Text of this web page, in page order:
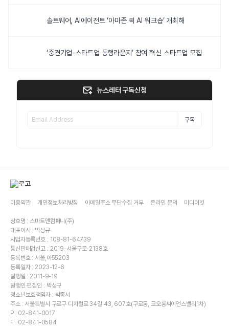
솔트웨어, AI에이전트 ‘아마존 퀵 AI 워크숍’ 개최해
‘중견기업-스타트업 동행라운지’ 참여 혁신 스타트업 모집
뉴스레터 구독신청
구독
이용약관 개인정보처리방침 이메일주소 무단수집 거부 온라인 문의 미디어킷
상호명 : 스마트앤컴퍼니(주)
대표이사 : 박성규
사업자등록번호 : 108-81-64739
통신판매업신고 : 2019-서울구로-2138호
등록번호 : 서울,아55203
등록일자 : 2023-12-6
발행일 : 2011-9-19
발행인·편집인 : 박성규
청소년보호책임자 : 박종서
주소 : 서울특별시 구로구 디지털로 34길 43, 607호(구로동, 코오롱싸이언스밸리1차)
P : 02-841-0017
F : 02-841-0584